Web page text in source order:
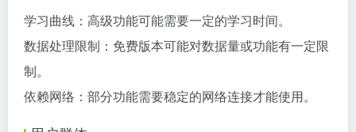
学习曲线：高级功能可能需要一定的学习时间。
数据处理限制：免费版本可能对数据量或功能有一定限
制。
依赖网络：部分功能需要稳定的网络连接才能使用。